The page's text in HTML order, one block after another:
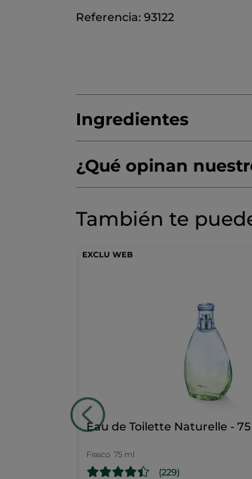
Referencia: 93122
Ingredientes
AQUA/WATER/EAU
¿Qué opinan
☆☆☆☆☆
☆☆☆☆☆
valoraciones
puntuación
También te
Eau de Toilette Naturelle -
Frasco 75 ml
(229)